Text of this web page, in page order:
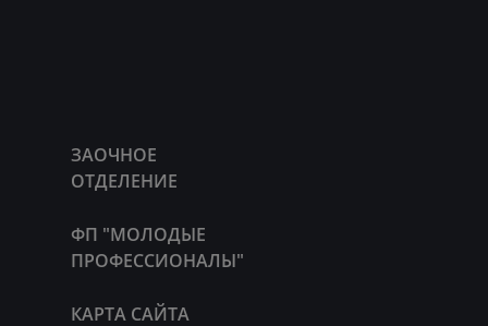
ЗАОЧНОЕ
ОТДЕЛЕНИЕ
ФП "МОЛОДЫЕ
ПРОФЕССИОНАЛЫ"
КАРТА САЙТА